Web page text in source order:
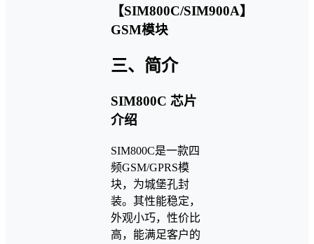
三、简介
SIM800C 芯片
介绍
SIM800C是⼀款四
频GSM/GPRS模
块，为城堡孔封
装。其性能稳定，
外观⼩巧，性价⽐
⾼，能满⾜客户的